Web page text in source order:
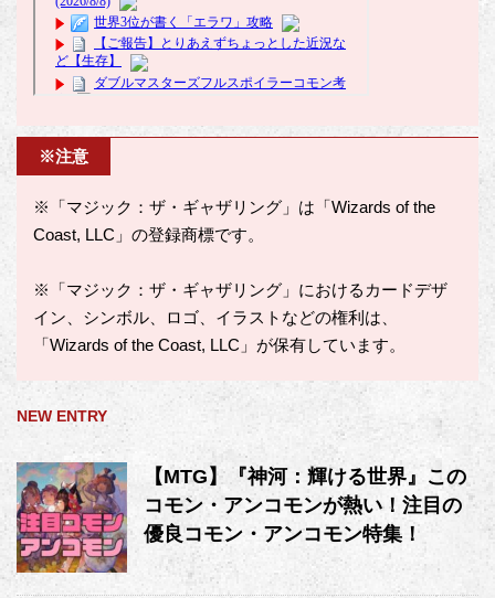
※注意
※「マジック：ザ・ギャザリング」は「Wizards of the
Coast, LLC」の登録商標です。
※「マジック：ザ・ギャザリング」におけるカードデザ
イン、シンボル、ロゴ、イラストなどの権利は、
「Wizards of the Coast, LLC」が保有しています。
NEW ENTRY
【MTG】『神河：輝ける世界』この
コモン・アンコモンが熱い！注目の
優良コモン・アンコモン特集！